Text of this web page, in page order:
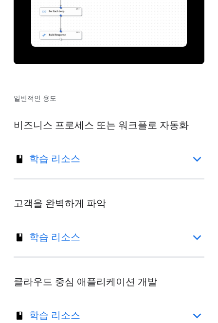
일반적인 용도
비즈니스 프로세스 또는 워크플로 자동화
학습 리소스
고객을 완벽하게 파악
학습 리소스
클라우드 중심 애플리케이션 개발
학습 리소스